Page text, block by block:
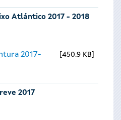
Atlántico 2017 - 2018
2017-
450.9 KB
2017